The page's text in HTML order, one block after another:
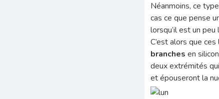
Néanmoins, ce
cas ce que pense
lorsqu’il est un peu
C’est alors que ces
branches en
deux extrémités
et épouseront la